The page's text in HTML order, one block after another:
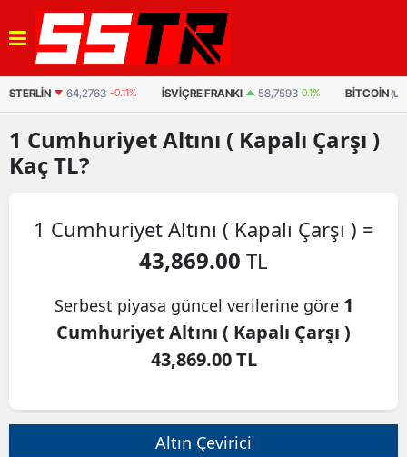
İSVIÇRE FRANKI 58,7593 0.1% BITCOIN (USDT) 64.416,00 -0.408%
1 Cumhuriyet Altını ( Kapalı Çarşı )
Kaç TL?
1 Cumhuriyet Altını ( Kapalı Çarşı ) =
43,869.00 TL
Serbest piyasa güncel verilerine göre 1
Cumhuriyet Altını ( Kapalı Çarşı )
43,869.00 TL
Altın Çevirici